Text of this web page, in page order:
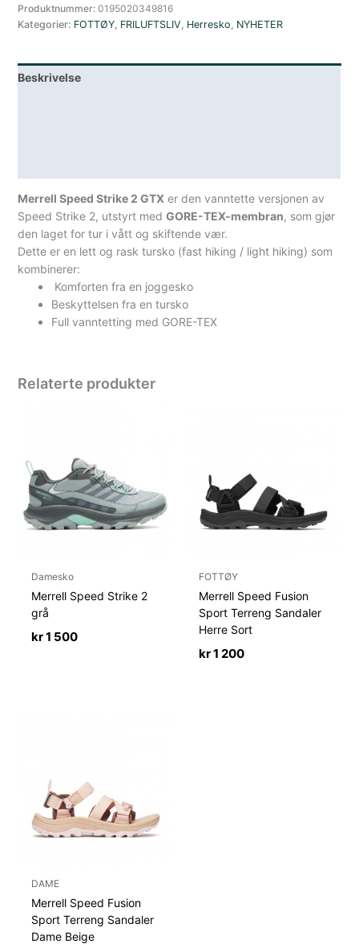
2
Gtx
antall
Produktnummer:0195020349816
Kategorier: FOTTØY, FRILUFTSLIV, Herresko, NYHETER
Beskrivelse
Merrell Speed Strike 2 GTX er den vanntette versjonen av
Speed Strike 2, utstyrt medGORE-TEX-membran, som gjør
den laget for tur i vått og skiftende vær.
Dette er en lett og rask tursko (fast hiking / light hiking) som
kombinerer:
Komforten fra en joggesko
Beskyttelsen fra en tursko
Fullvanntetting med GORE-TEX
Relaterte produkter
Damesko
Merrell Speed Strike 2
grå
kr1 500
FOTTØY
Merrell Speed Fusion
Sport Terreng Sandaler
Herre Sort
kr1 200
DAME
Merrell Speed Fusion
Sport Terreng Sandaler
Dame Beige